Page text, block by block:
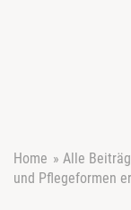
Home » Alle
und Pflegeformen